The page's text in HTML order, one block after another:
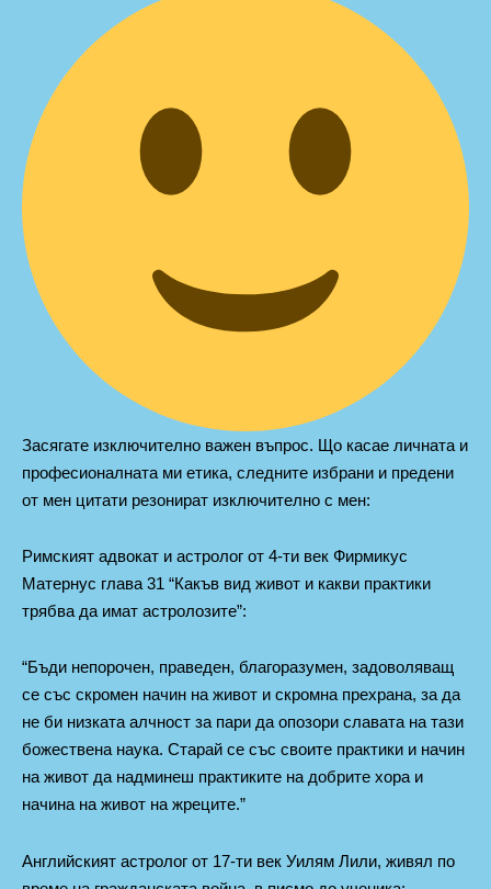
Засягате изключително важен въпрос. Що касае личната и
професионалната ми етика, следните избрани и предени
от мен цитати резонират изключително с мен:
Римският адвокат и астролог от 4-ти век Фирмикус
Матернус глава 31 “Какъв вид живот и какви практики
трябва да имат астролозите”:
“Бъди непорочен, праведен, благоразумен, задоволяващ
се със скромен начин на живот и скромна прехрана, за да
не би низката алчност за пари да опозори славата на тази
божествена наука. Старай се със своите практики и начин
на живот да надминеш практиките на добрите хора и
начина на живот на жреците.”
Английският астролог от 17-ти век Уилям Лили, живял по